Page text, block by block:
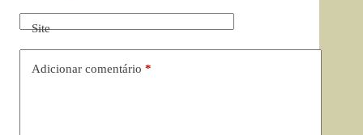
Site
Adicionar comentário *